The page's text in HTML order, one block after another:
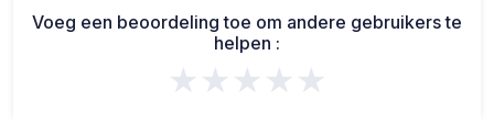
Voeg een beoordeling toe om andere gebruikers te
helpen :
★★★★★